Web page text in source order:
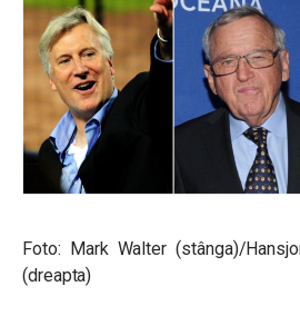
Foto: Mark Walter (stânga)/
(dreapta)